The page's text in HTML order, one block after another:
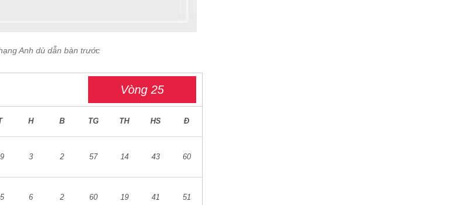
Anh dù dẫn bàn trước
Vòng 25
H B TG TH HS Đ
3 2 57 14 43 60
6 2 60 19 41 51